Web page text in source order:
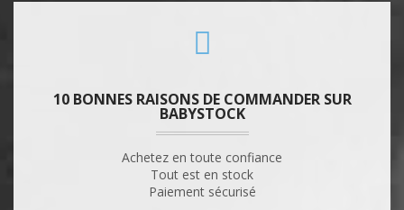
10 BONNES RAISONS DE COMMANDER SUR
BABYSTOCK
Achetez en toute confiance
Tout est en stock
Paiement sécurisé